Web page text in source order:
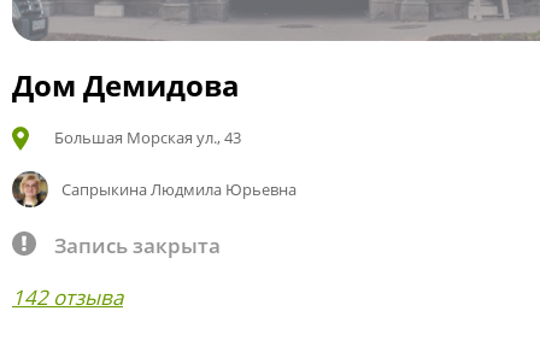
Дом Демидова
Большая Морская ул., 43
Сапрыкина Людмила Юрьевна
Запись закрыта
142 отзыва